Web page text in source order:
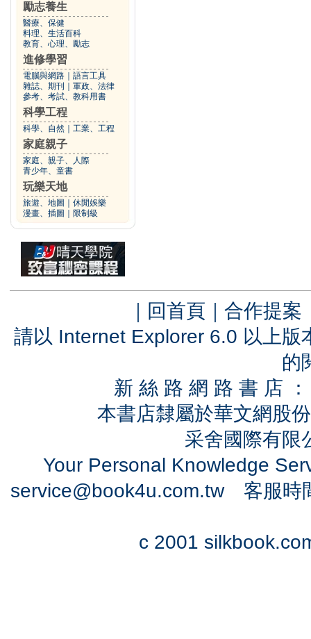
勵志養生
醫療、保健
料理、生活百科
教育、心理、勵志
進修學習
電腦與網路
語言工具
雜誌、期刊
軍政、法律
參考、考試、教科用書
科學工程
科學、自然 工業、工程
家庭親子
家庭、親子、人際
青少年、童書
玩樂天地
旅遊、地圖
休閒娛樂
漫畫、插圖
限制級
｜ 回首頁 ｜ 合作提案
請以 Internet Explorer 6.0 以上
的
新 絲 路 網 路 書 店
本書店隸屬於華文網股
采舍國際有
Your Personal Knowledge
service@book4u.com.tw客服時
c 2001